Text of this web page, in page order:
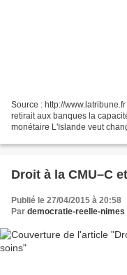
Source : http://
retirait aux banques la
monétaire L'Islande veut
Droit à la CMU–C
Publié le 27/04/2015 à 20:58
Par democratie-reelle-nimes